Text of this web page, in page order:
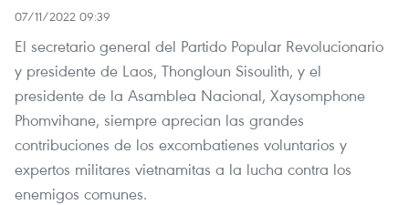
07/11/2022 09:39
El secretario general del Partido Popular Revolucionario
y presidente de Laos, Thongloun Sisoulith, y el
presidente de la Asamblea Nacional, Xaysomphone
Phomvihane, siempre aprecian las grandes
contribuciones de los excombatienes voluntarios y
expertos militares vietnamitas a la lucha contra los
enemigos comunes.